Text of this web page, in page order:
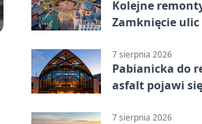
Kolejne
Zamknięcie
7 sierpnia 2026
Pabianicka do
asfalt pojawi
7 sierpnia 2026